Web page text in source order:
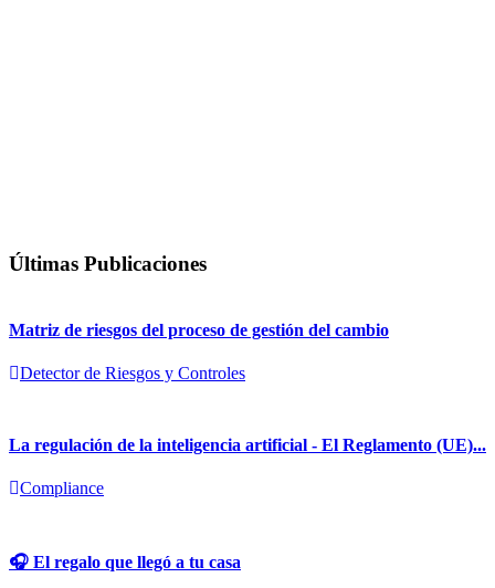
Últimas Publicaciones
Matriz de riesgos del proceso de gestión del cambio
Detector de Riesgos y Controles
La regulación de la inteligencia artificial - El Reglamento (UE)...
Compliance
🎧 El regalo que llegó a tu casa